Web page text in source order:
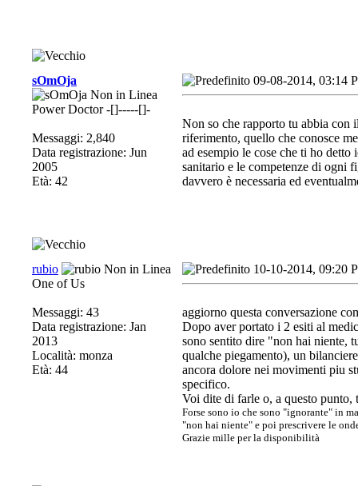
sOmOja
Power Doctor -[]-----[]-
Messaggi: 2,840
Data registrazione: Jun
2005
Età: 42
09-08-2014, 03:14
Non so che rapporto tu abbia con
riferimento, quello che conosce
ad esempio le cose che ti ho
sanitario e le competenze di ogni
davvero è necessaria ed
rubio
One of Us
Messaggi: 43
Data registrazione: Jan
2013
Località: monza
Età: 44
10-10-2014, 09:20
aggiorno questa conversazione
Dopo aver portato i 2 esiti al
sono sentito dire "non hai niente,
qualche piegamento), un
ancora dolore nei movimenti piu
specifico.
Voi dite di farle o, a questo
Forse sono io che sono "ignorante" in
"non hai niente" e poi prescrivere le
Grazie mille per la disponibilità